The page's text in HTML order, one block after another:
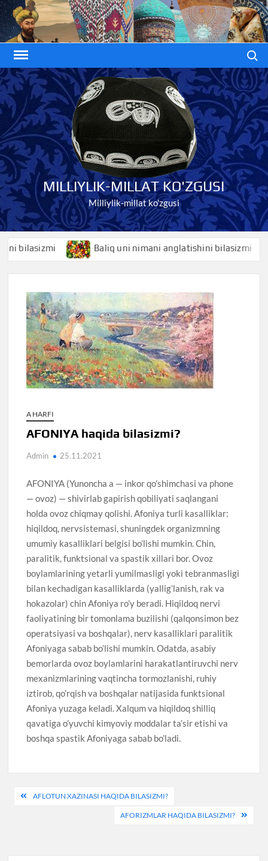
Skip
to
content
MILLIYLIK-MILLAT KO'ZGUSI
Milliylik-millat ko'zgusi
Baliq uni nimani anglatishini bilasizmi
A HARFI
AFONIYA haqida bilasizmi?
Admin 25.11.2021
AFONIYA (Yunoncha a — inkor qo’shimchasi va phone
— ovoz) — shivirlab gapirish qobiliyati saqlangani
holda ovoz chiqmay qolishi. Afoniya turli kasalliklar:
hiqildoq, nervsistemasi, shuningdek organizmning
umumiy kasalliklari belgisi bo’lishi mumkin. Chin,
paralitik, funktsional va spastik xillari bor. Ovoz
boylamlarining yetarli yumilmasligi yoki tebranmasligi
bilan kechadigan kasalliklarda (yallig’lanish, rak va
hokazolar) chin Afoniya ro’y beradi. Hiqildoq nervi
faoliyatining bir tomonlama buzilishi (qalqonsimon bez
operatsiyasi va boshqalar), nerv kasalliklari paralitik
Afoniyaga sabab bo’lishi mumkin. Odatda, asabiy
bemorlarda ovoz boylamlarini harakatlantiruvchi nerv
mexanizmlarining vaqtincha tormozlanishi, ruhiy
iztirob, qo’rqish va boshqalar natijasida funktsional
Afoniya yuzaga keladi. Xalqum va hiqildoq shilliq
qavatiga o’yuvchi kimyoviy moddalar ta’sir etishi va
boshqa spastik Afoniyaga sabab bo’ladi.
PostAFLOTUN XAZINASI HAQIDA BILASIZMI?
AFORIZMLAR HAQIDA BILASIZMI?